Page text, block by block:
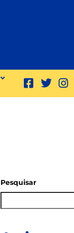
Pesquisar